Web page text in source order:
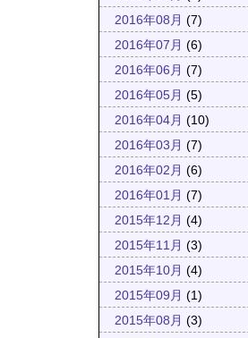
2016年08月 (7)
2016年07月 (6)
2016年06月 (7)
2016年05月 (5)
2016年04月 (10)
2016年03月 (7)
2016年02月 (6)
2016年01月 (7)
2015年12月 (4)
2015年11月 (3)
2015年10月 (4)
2015年09月 (1)
2015年08月 (3)